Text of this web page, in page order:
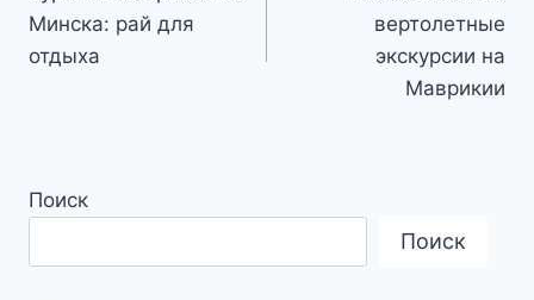
записям
Минска: рай для
отдыха
вертолетные
экскурсии на
Маврикии
Поиск
Поиск